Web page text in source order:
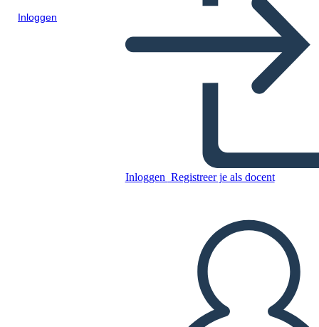
Inloggen
Inloggen Registreer je als docent
Poster della biografia di Ada
Blackjack
Kopieer dit Storyboard
MAAK EEN STORYBOARD
DIAVOORSTELLING AFSPELEN
LEES MIJ VOOR